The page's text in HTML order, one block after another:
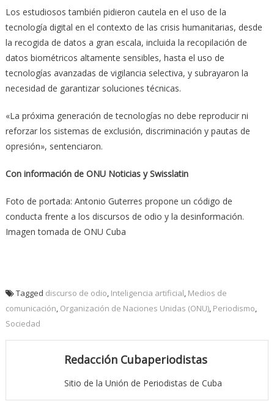
Los estudiosos también pidieron cautela en el uso de la
tecnología digital en el contexto de las crisis humanitarias, desde
la recogida de datos a gran escala, incluida la recopilación de
datos biométricos altamente sensibles, hasta el uso de
tecnologías avanzadas de vigilancia selectiva, y subrayaron la
necesidad de garantizar soluciones técnicas.
«La próxima generación de tecnologías no debe reproducir ni
reforzar los sistemas de exclusión, discriminación y pautas de
opresión», sentenciaron.
Con información de ONU Noticias y Swisslatin
Foto de portada: Antonio Guterres propone un código de
conducta frente a los discursos de odio y la desinformación.
Imagen tomada de ONU Cuba
Tagged discurso de odio Inteligencia artificial Medios de
comunicación Organización de Naciones Unidas (ONU), Periodismo
Sociedad
Redacción Cubaperiodistas
Sitio de la Unión de Periodistas de Cuba